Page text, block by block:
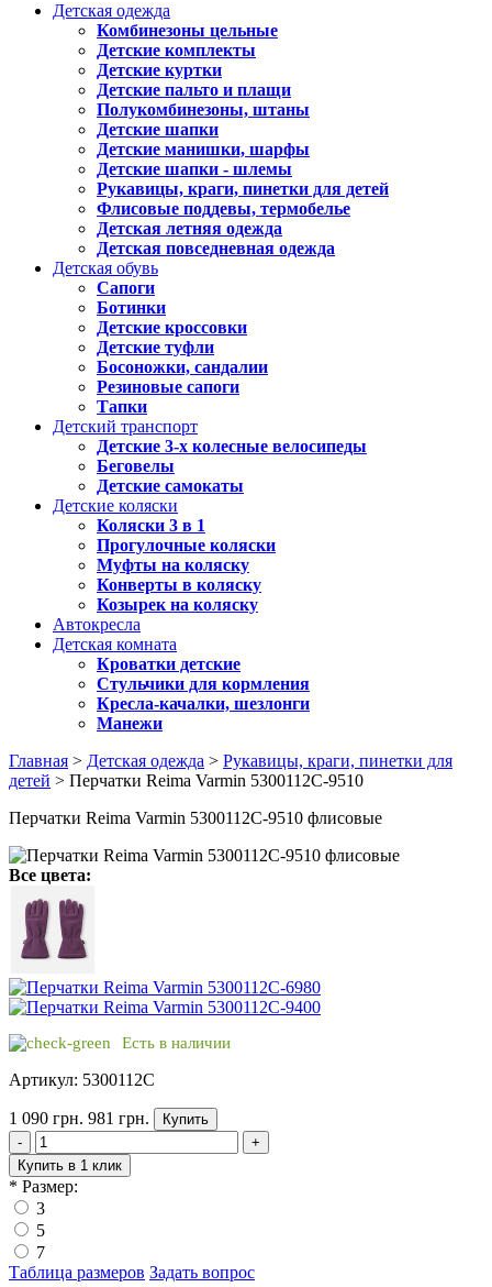
Детская одежда
Комбинезоны цельные
Детские комплекты
Детские куртки
Детские пальто и плащи
Полукомбинезоны, штаны
Детские шапки
Детские манишки, шарфы
Детские шапки - шлемы
Рукавицы, краги, пинетки для детей
Флисовые поддевы, термобелье
Детская летняя одежда
Детская повседневная одежда
Детская обувь
Сапоги
Ботинки
Детские кроссовки
Детские туфли
Босоножки, сандалии
Резиновые сапоги
Тапки
Детский транспорт
Детские 3-х колесные велосипеды
Беговелы
Детские самокаты
Детские коляски
Коляски 3 в 1
Прогулочные коляски
Муфты на коляску
Конверты в коляску
Козырек на коляску
Автокресла
Детская комната
Кроватки детские
Стульчики для кормления
Кресла-качалки, шезлонги
Манежи
Главная > Детская одежда > Рукавицы, краги, пинетки для
детей > Перчатки Reima Varmin 5300112C-9510
Перчатки Reima Varmin 5300112C-9510 флисовые
Все цвета:
Есть в наличии
Артикул: 5300112C
1 090 грн. 981 грн.
Купить
-
+
Купить в 1 клик
* Размер:
3
5
7
Таблица размеров Задать вопрос